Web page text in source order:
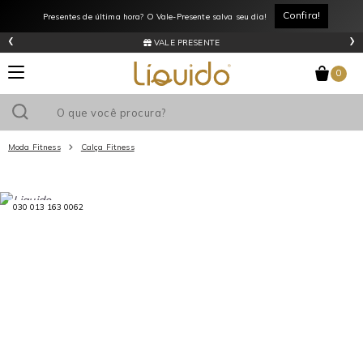
Presentes de última hora? O Vale-Presente salva seu dia! Confira!
VALE PRESENTE
‹ ›
0
Moda Fitness Calça Fitness
030 013 163 0062